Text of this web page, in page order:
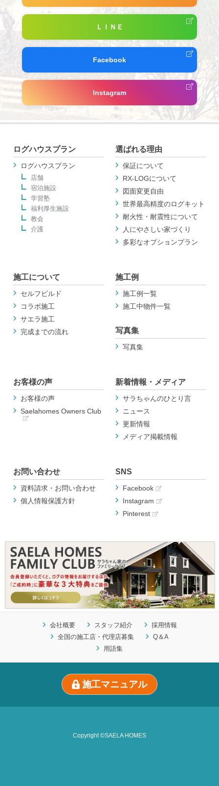
ＬＩＮＥ
Facebook
Instagram
ログハウスプラン
ログハウスプラン
店舗
宿泊施設
学習塾
福利厚生施設
教会
介護
選ばれる理由
保証について
RX-LOGについて
図面変更自由
世界最高精度のログキット
耐火性・耐震性について
人にやさしい家づくり
多彩なオプションプラン
施工について
セルフビルド
コラボ施工
サエラ施工
完成までの流れ
施工例
施工例一覧
施工中物件一覧
写真集
写真集
お客様の声
お客様の声
Saelahomes Owners Club
新着情報・メディア
サラちゃんのひとり言
ニュース
更新情報
メディア掲載情報
お問い合わせ
資料請求・お問い合わせ
個人情報保護方針
SNS
Facebook
Instagram
Pinterest
会社概要 スタッフ紹介
採用情報
全国の施工店・代理店募集
Q＆A
用語集
施工マニュアル
Copyright ©SAELA HOMES